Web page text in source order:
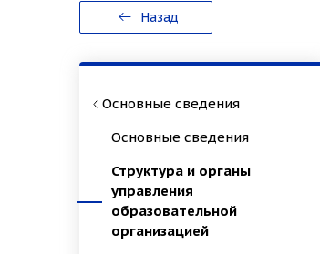
Назад
Основные сведения
Основные сведения
Структура и органы
управления
образовательной
организацией